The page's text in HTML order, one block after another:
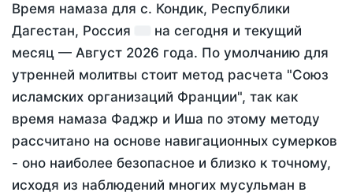
Время намаза для с. Кондик, Республики
Дагестан, Россия
на сегодня и текущий
месяц — Август 2026 года. По умолчанию для
утренней молитвы стоит метод расчета "Союз
исламских организаций Франции", так как
время намаза Фаджр и Иша по этому методу
рассчитано на основе навигационных сумерков
- оно наиболее безопасное и близко к точному,
исходя из наблюдений многих мусульман в